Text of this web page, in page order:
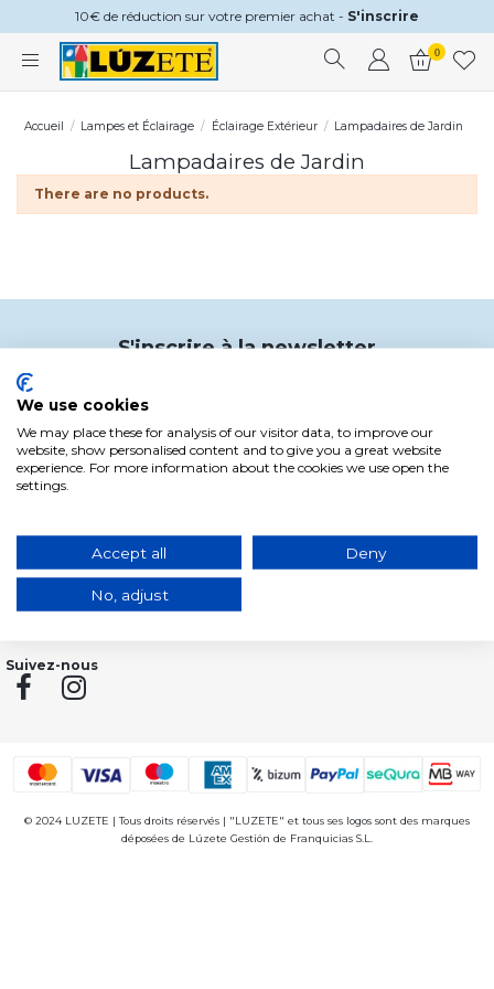
10€ de réduction sur votre premier achat - S'inscrire
0
Accueil Lampes et Éclairage Éclairage Extérieur Lampadaires de Jardin
Lampadaires de Jardin
There are no products.
S'inscrire à la newsletter
En vous inscrivant, vous exprimez votre consentement à recevoir des
communications de Lúzete. Vous pouvez annuler votre abonnement à tout moment
J'accepte les conditions générales et la politique de confidentialité
Suivez-nous
© 2024 LUZETE | Tous droits réservés | "LUZETE" et tous ses logos sont des marques
déposées de Lúzete Gestión de Franquicias S.L.
We use cookies
We may place these for analysis of our visitor data, to improve our
website, show personalised content and to give you a great website
experience. For more information about the cookies we use open the
settings.
Accept all Deny
No, adjust